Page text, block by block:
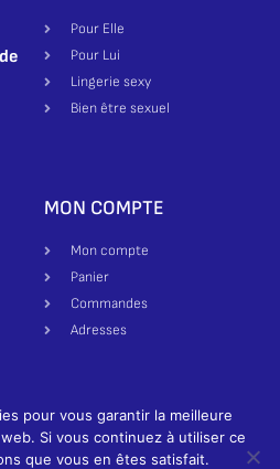
Pour Elle
Pour Lui
Lingerie sexy
Bien être sexuel
MON COMPTE
Mon compte
Panier
Commandes
Adresses
| Luxure Miam ©2025-2026 All
reserved
German
pour vous garantir la meilleure
Si vous continuez à utiliser ce
que vous en êtes satisfait.